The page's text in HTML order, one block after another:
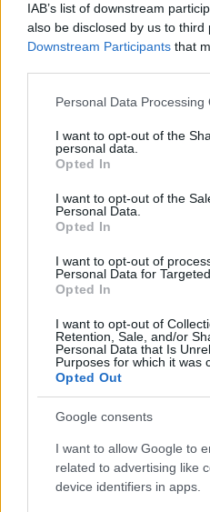
IAB’s list of downstream
also be disclosed by us to third
Downstream Participants that
Please note that this website/
not limited to your visit or
grant or deny consent to
use your data for below
consent section.
Personal Data Processing
I want to opt-out of the
personal data.
Opted In
I want to opt-out of the
Personal Data.
Opted In
I want to opt-out of
Personal Data for
Opted In
I want to opt-out of
Retention, Sale, and/or
Personal Data that Is
Purposes for which it was
Opted Out
Google consents
I want to allow Google to
related to advertising like
device identifiers in apps.
Όροι Χρήσης. Το site
Πολιτική Απορρήτου& Όροι
Share:
Ακολουθήστε το Νewsit.gr
ενημερωθείτε πρώτοι για
τελευταία νέα
Πιο
Κωνσταντίνος
Νίκα κάνουν
με τα δύο παιδιά τους
Η Άννα Βίσση
έπαιζε Τσιτσάνη
πρότεινε συνεργασία